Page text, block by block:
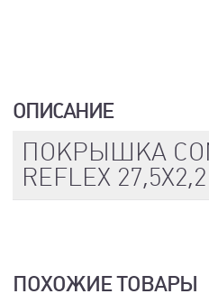
ОПИСАНИЕ
ПОКРЫШКА
REFLEX 27,5X2,2
ПОХОЖИЕ ТОВАРЫ